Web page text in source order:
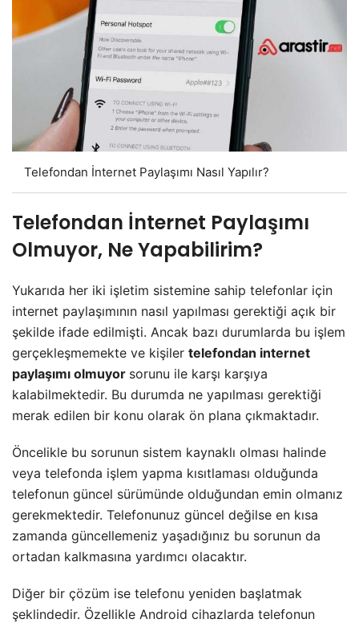
Telefondan İnternet Paylaşımı Nasıl Yapılır?
Telefondan İnternet Paylaşımı
Olmuyor, Ne Yapabilirim?
Yukarıda her iki işletim sistemine sahip telefonlar için
internet paylaşımının nasıl yapılması gerektiği açık bir
şekilde ifade edilmişti. Ancak bazı durumlarda bu işlem
gerçekleşmemekte ve kişiler telefondan internet
paylaşımı olmuyor sorunu ile karşı karşıya
kalabilmektedir. Bu durumda ne yapılması gerektiği
merak edilen bir konu olarak ön plana çıkmaktadır.
Öncelikle bu sorunun sistem kaynaklı olması halinde
veya telefonda işlem yapma kısıtlaması olduğunda
telefonun güncel sürümünde olduğundan emin olmanız
gerekmektedir. Telefonunuz güncel değilse en kısa
zamanda güncellemeniz yaşadığınız bu sorunun da
ortadan kalkmasına yardımcı olacaktır.
Diğer bir çözüm ise telefonu yeniden başlatmak
şeklindedir. Özellikle Android cihazlarda telefonun